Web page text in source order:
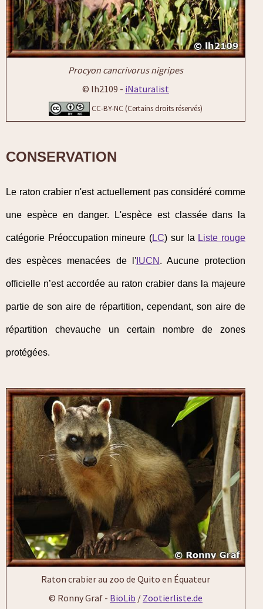
Procyon cancrivorus nigripes
© lh2109 - iNaturalist
CC-BY-NC (Certains droits réservés)
CONSERVATION
Le raton crabier n'est actuellement pas considéré comme
une espèce en danger. L'espèce est classée dans la
catégorie Préoccupation mineure (LC) sur la Liste rouge
des espèces menacées de l'IUCN . Aucune protection
officielle n’est accordée au raton crabier dans la majeure
partie de son aire de répartition, cependant, son aire de
répartition chevauche un certain nombre de zones
protégées.
Raton crabier au zoo de Quito en Équateur
© Ronny Graf - BioLib / Zootierliste.de